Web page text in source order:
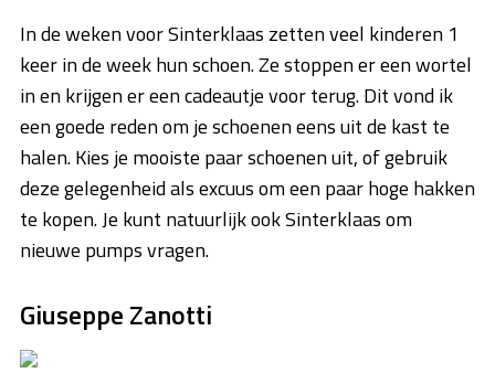
In de weken voor Sinterklaas zetten veel kinderen 1
keer in de week hun schoen. Ze stoppen er een wortel
in en krijgen er een cadeautje voor terug. Dit vond ik
een goede reden om je schoenen eens uit de kast te
halen. Kies je mooiste paar schoenen uit, of gebruik
deze gelegenheid als excuus om een paar hoge hakken
te kopen. Je kunt natuurlijk ook Sinterklaas om
nieuwe pumps vragen.
Giuseppe Zanotti